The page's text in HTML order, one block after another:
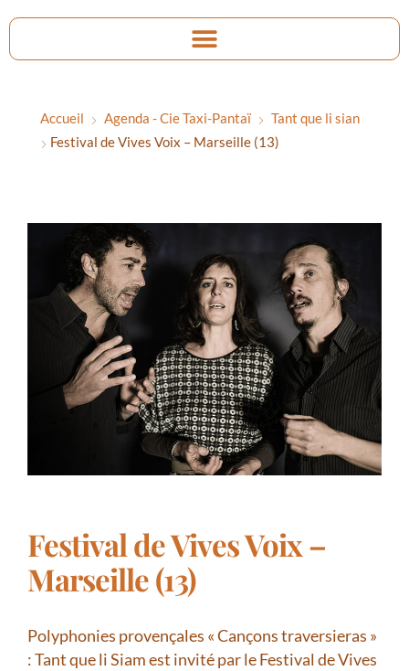
Accueil Agenda - Cie Taxi-Pantaï
Tant que li sian
Festival de Vives Voix – Marseille (13)
Festival de Vives Voix –
Marseille (13)
Polyphonies provençales « Cançons traversieras »
: Tant que li Siam est invité par le Festival de Vives